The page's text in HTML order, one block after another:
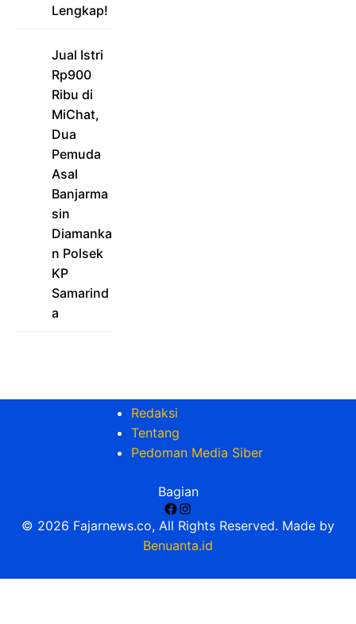
Lengkap!
Jual Istri
Rp900
Ribu di
MiChat,
Dua
Pemuda
Asal
Banjarma
sin
Diamanka
n Polsek
KP
Samarind
a
Redaksi
Tentang
Pedoman Media Siber
Bagian
Facebook
Instagram
© 2026 Fajarnews.co, All Rights Reserved. Made by
Benuanta.id